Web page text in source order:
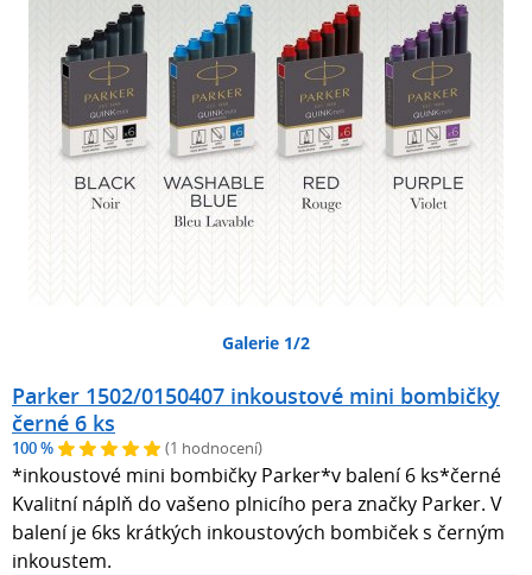
Galerie 1/2
Parker 1502/0150407 inkoustové mini bombičky
černé 6 ks
100 % (1 hodnocení)
*inkoustové mini bombičky Parker*v balení 6 ks*černé
Kvalitní náplň do vašeno plnicího pera značky Parker. V
balení je 6ks krátkých inkoustových bombiček s černým
inkoustem.